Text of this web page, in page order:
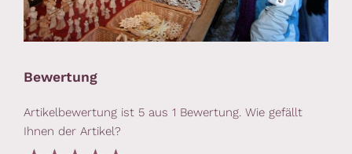
Bewertung
Artikelbewertung ist 5 aus 1 Bewertung. Wie gefällt
Ihnen der Artikel?